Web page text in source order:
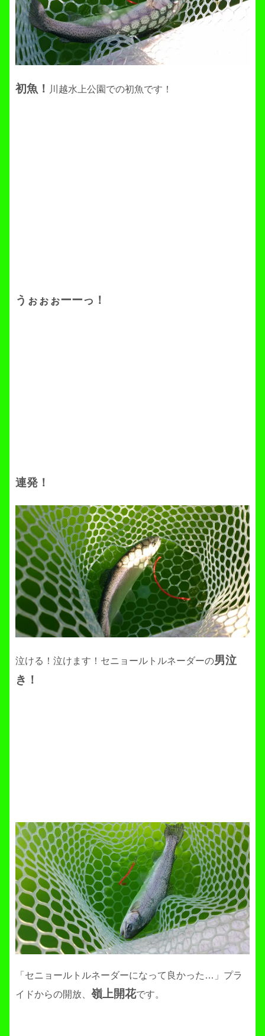
初魚！ 川越水上公園での初魚です！
うぉぉぉーーっ！
連発！
泣ける！泣けます！セニョールトルネーダーの男泣
き！
「セニョールトルネーダーになって良かった…」プラ
イドからの開放、 嶺上開花です。